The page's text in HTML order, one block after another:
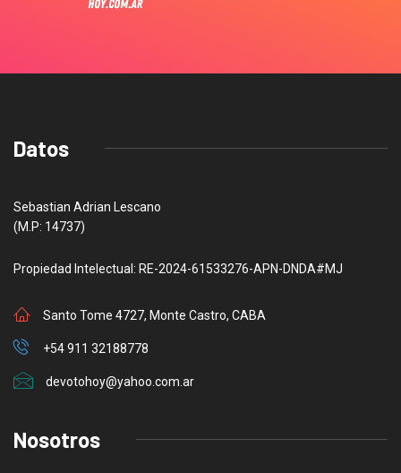
Datos
Sebastian Adrian Lescano
(M.P: 14737)
Propiedad Intelectual: RE-2024-61533276-APN-DNDA#MJ
Santo Tome 4727, Monte Castro, CABA
+54 911 32188778
devotohoy@yahoo.com.ar
Nosotros